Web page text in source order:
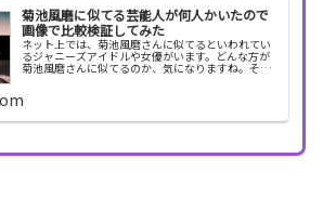
菊池風磨に似てる芸能人が何人かいたので
画像で比較検証してみた
ネット上では、菊池風磨さんに似てるといわれてい
るジャニーズアイドルや女優がいます。どんな方が
菊池風磨さんに似てるのか、気になりますね。そこ
像で比較検...